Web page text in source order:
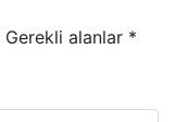
Gerekli alanlar *